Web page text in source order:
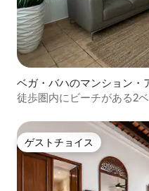
ベガ・バハのマンション・
徒歩圏内にビーチがある2
ゲストチョイス
ゲストチョイス